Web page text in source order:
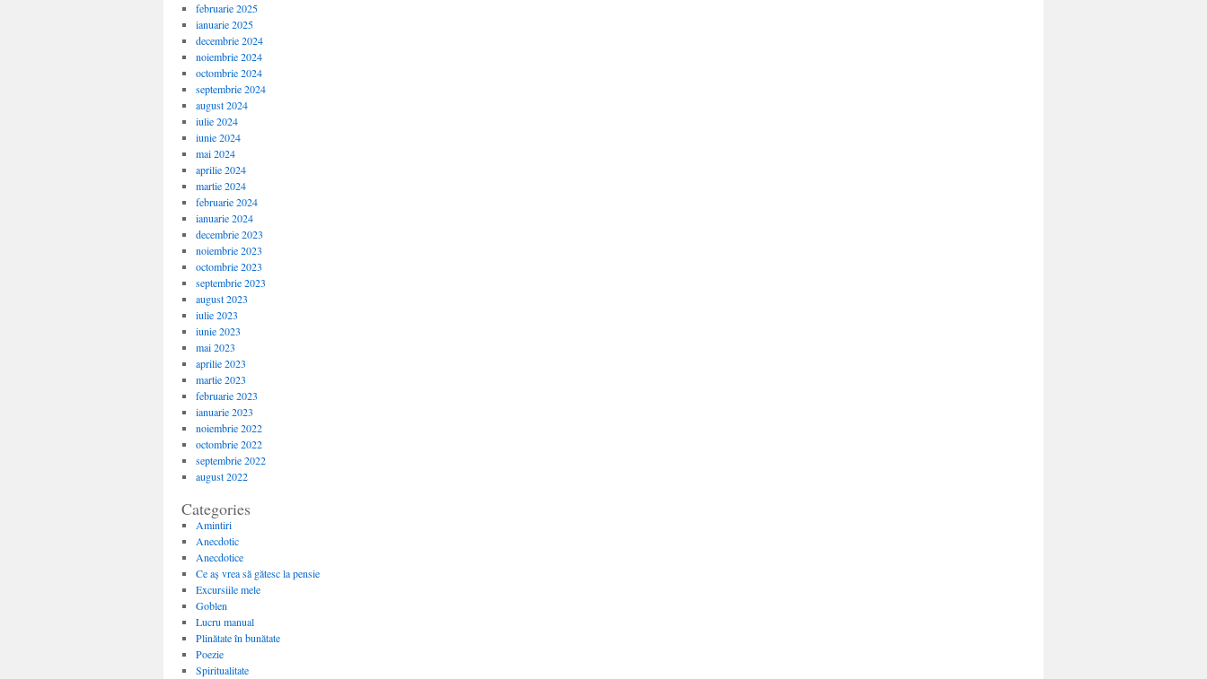
februarie 2025
ianuarie 2025
decembrie 2024
noiembrie 2024
octombrie 2024
septembrie 2024
august 2024
iulie 2024
iunie 2024
mai 2024
aprilie 2024
martie 2024
februarie 2024
ianuarie 2024
decembrie 2023
noiembrie 2023
octombrie 2023
septembrie 2023
august 2023
iulie 2023
iunie 2023
mai 2023
aprilie 2023
martie 2023
februarie 2023
ianuarie 2023
noiembrie 2022
octombrie 2022
septembrie 2022
august 2022
Categories
Amintiri
Anecdotic
Anecdotice
Ce aș vrea să gătesc la pensie
Excursiile mele
Goblen
Lucru manual
Plinătate în bunătate
Poezie
Spiritualitate